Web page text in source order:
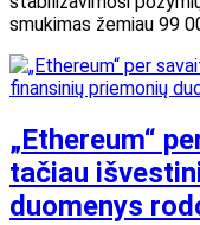
smukimas žemiau 99
„Ethereum“
tačiau
duomenys